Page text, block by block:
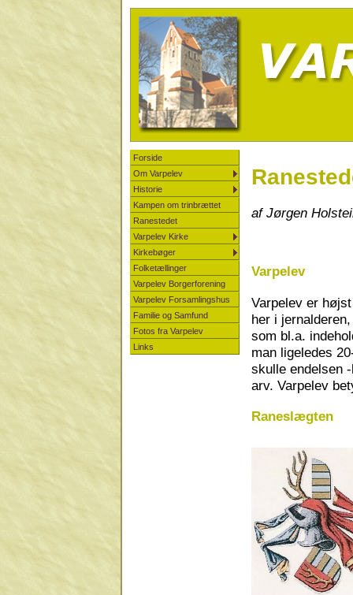
Forside
Om Varpelev
Historie
Kampen om trinbrættet
Ranestedet
Varpelev Kirke
Kirkebøger
Folketællinger
Varpelev Borgerforening
Varpelev Forsamlingshus
Familie og Samfund
Fotos fra Varpelev
Links
af Jørgen
Varpelev
Varpelev er
her i
som bl.a.
man ligeledes
skulle endelsen
arv. Varpelev
Raneslægten